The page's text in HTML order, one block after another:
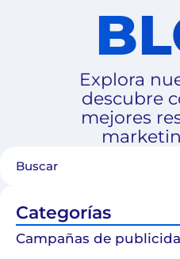
Explora
descubre
mejores
Categorías
Campañas de